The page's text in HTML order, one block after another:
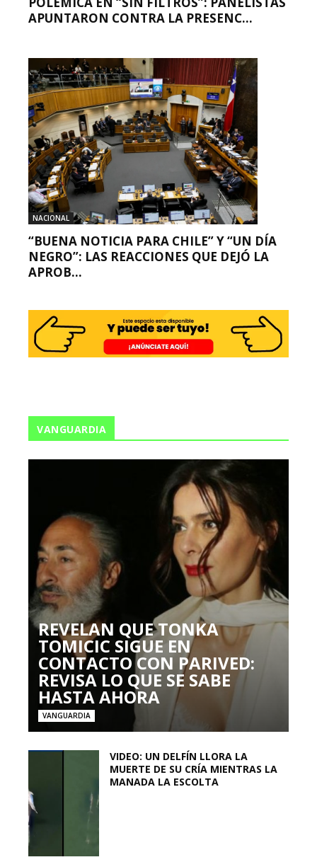
APUNTARON CONTRA LA PRESENC...
NACIONAL
“BUENA NOTICIA PARA CHILE” Y “UN DÍA
NEGRO”: LAS REACCIONES QUE DEJÓ LA
APROB...
VANGUARDIA
REVELAN QUE TONKA
TOMICIC SIGUE EN
CONTACTO CON PARIVED:
REVISA LO QUE SE SABE
HASTA AHORA
VANGUARDIA
VIDEO: UN DELFÍN LLORA LA
MUERTE DE SU CRÍA MIENTRAS LA
MANADA LA ESCOLTA